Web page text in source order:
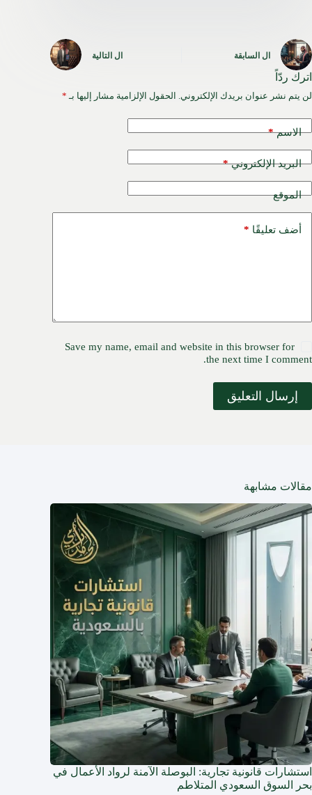
ال السابقة ال التالية
اترك ردّاً
لن يتم نشر عنوان بريدك الإلكتروني. الحقول الإلزامية مشار إليها بـ *
الاسم*
البريد الإلكتروني*
الموقع
أضف تعليقًا *
Save my name, email and website in this browser for
the next time I comment.
إرسال التعليق
مقالات مشابهة
استشارات قانونية تجارية: البوصلة الآمنة لرواد الأعمال في
بحر السوق السعودي المتلاطم